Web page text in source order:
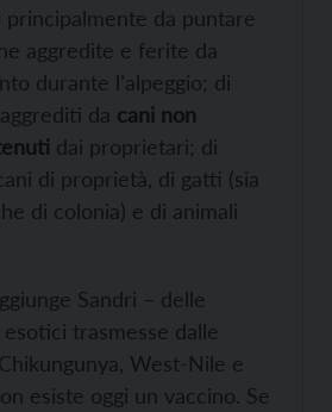
da puntare
aggredite e ferite da
durante l’alpeggio; di
da cani non
dai proprietari; di
di proprietà, di gatti (sia
di colonia) e di animali
Sandri – delle
trasmesse dalle
West-Nile e
esiste oggi un vaccino. Se